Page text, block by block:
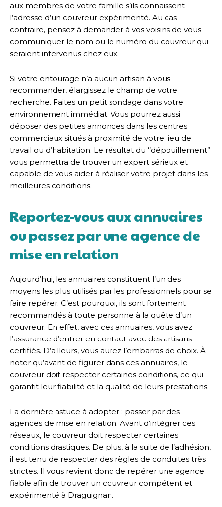
aux membres de votre famille s’ils connaissent
l’adresse d’un couvreur expérimenté. Au cas
contraire, pensez à demander à vos voisins de vous
communiquer le nom ou le numéro du couvreur qui
seraient intervenus chez eux.
Si votre entourage n’a aucun artisan à vous
recommander, élargissez le champ de votre
recherche. Faites un petit sondage dans votre
environnement immédiat. Vous pourrez aussi
déposer des petites annonces dans les centres
commerciaux situés à proximité de votre lieu de
travail ou d’habitation. Le résultat du ‘’dépouillement’’
vous permettra de trouver un expert sérieux et
capable de vous aider à réaliser votre projet dans les
meilleures conditions.
Reportez-vous aux annuaires
ou passez par une agence de
mise en relation
Aujourd’hui, les annuaires constituent l’un des
moyens les plus utilisés par les professionnels pour se
faire repérer. C’est pourquoi, ils sont fortement
recommandés à toute personne à la quête d’un
couvreur. En effet, avec ces annuaires, vous avez
l’assurance d’entrer en contact avec des artisans
certifiés. D’ailleurs, vous aurez l’embarras de choix. À
noter qu’avant de figurer dans ces annuaires, le
couvreur doit respecter certaines conditions, ce qui
garantit leur fiabilité et la qualité de leurs prestations.
La dernière astuce à adopter : passer par des
agences de mise en relation. Avant d’intégrer ces
réseaux, le couvreur doit respecter certaines
conditions drastiques. De plus, à la suite de l’adhésion,
il est tenu de respecter des règles de conduites très
strictes. Il vous revient donc de repérer une agence
fiable afin de trouver un couvreur compétent et
expérimenté à Draguignan.